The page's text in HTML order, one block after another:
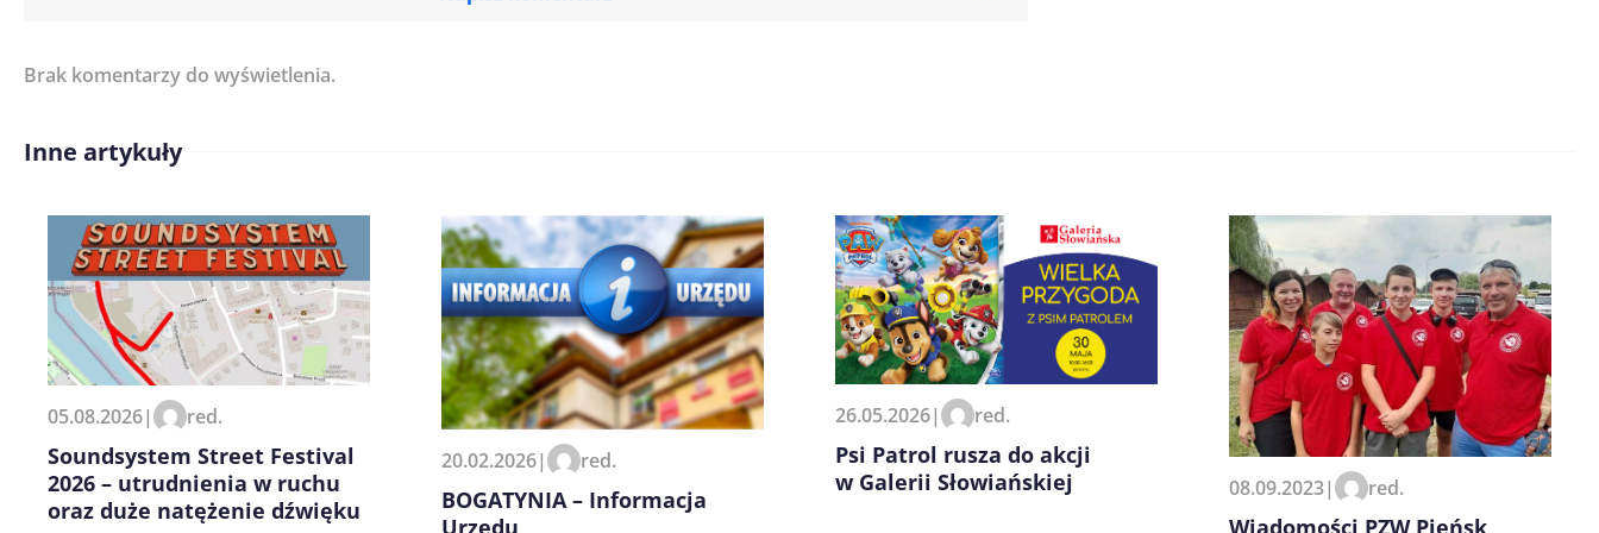
Imię/ Nick*
Zapamiętaj moje dane w tej przeglądarce podczas pisania
kolejnych komentarzy.
Brak komentarzy do wyświetlenia.
Inne artykuły
05.08.2026| red.
Soundsystem Street Festival
2026 – utrudnienia w ruchu
oraz duże natężenie dźwięku
20.02.2026| red.
BOGATYNIA – Informacja
Urzędu
26.05.2026| red.
Psi Patrol rusza do akcji
w Galerii Słowiańskiej
08.09.2023| red.
Wiadomości PZW Pieńsk